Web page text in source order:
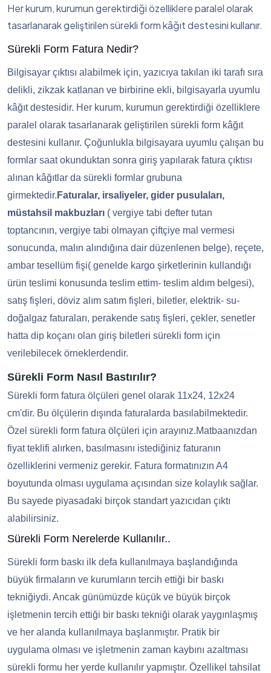
Her kurum, kurumun gerektirdiği özelliklere paralel olarak
tasarlanarak geliştirilen sürekli form kâğıt destesini kullanır.
Sürekli Form Fatura Nedir?
Bilgisayar çıktısı alabilmek için, yazıcıya takılan iki tarafı sıra
delikli, zikzak katlanan ve birbirine ekli, bilgisayarla uyumlu
kâğıt destesidir. Her kurum, kurumun gerektirdiği özelliklere
paralel olarak tasarlanarak geliştirilen sürekli form kâğıt
destesini kullanır. Çoğunlukla bilgisayara uyumlu çalışan bu
formlar saat okunduktan sonra giriş yapılarak fatura çıktısı
alınan kâğıtlar da sürekli formlar grubuna
girmektedir. Faturalar, irsaliyeler, gider pusulaları,
müstahsil makbuzları ( vergiye tabi defter tutan
toptancının, vergiye tabi olmayan çiftçiye mal vermesi
sonucunda, malın alındığına dair düzenlenen belge), reçete,
ambar tesellüm fişi( genelde kargo şirketlerinin kullandığı
ürün teslimi konusunda teslim ettim- teslim aldım belgesi),
satış fişleri, döviz alım satım fişleri, biletler, elektrik- su-
doğalgaz faturaları, perakende satış fişleri, çekler, senetler
hatta dip koçanı olan giriş biletleri sürekli form için
verilebilecek örneklerdendir.
Sürekli Form Nasıl Bastırılır?
Sürekli form fatura ölçüleri genel olarak 11x24, 12x24
cm'dir. Bu ölçülerin dışında faturalarda basılabilmektedir.
Özel sürekli form fatura ölçüleri için arayınız.Matbaanızdan
fiyat teklifi alırken, basılmasını istediğiniz faturanın
özelliklerini vermeniz gerekir. Fatura formatınızın A4
boyutunda olması uygulama açısından size kolaylık sağlar.
Bu sayede piyasadaki birçok standart yazıcıdan çıktı
alabilirsiniz.
Sürekli Form Nerelerde Kullanılır..
Sürekli form baskı ilk defa kullanılmaya başlandığında
büyük firmaların ve kurumların tercih ettiği bir baskı
tekniğiydi. Ancak günümüzde küçük ve büyük birçok
işletmenin tercih ettiği bir baskı tekniği olarak yaygınlaşmış
ve her alanda kullanılmaya başlanmıştır. Pratik bir
uygulama olması ve işletmenin zaman kaybını azaltması
sürekli formu her yerde kullanılır yapmıştır. Özellikel tahsilat